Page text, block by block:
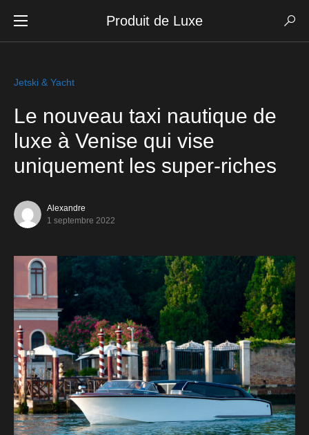
Produit de Luxe
Jetski & Yacht
Le nouveau taxi nautique de
luxe à Venise qui vise
uniquement les super-riches
Alexandre
1 septembre 2022